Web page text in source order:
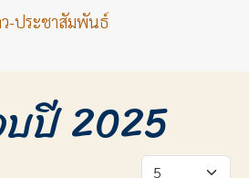
-ประชาสัมพันธ์
บปี 2025
แสดง #